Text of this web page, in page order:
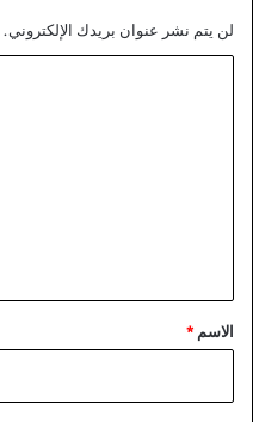
لن يتم نشر عنوان بريدك الإلكتروني.
*
الاسم *